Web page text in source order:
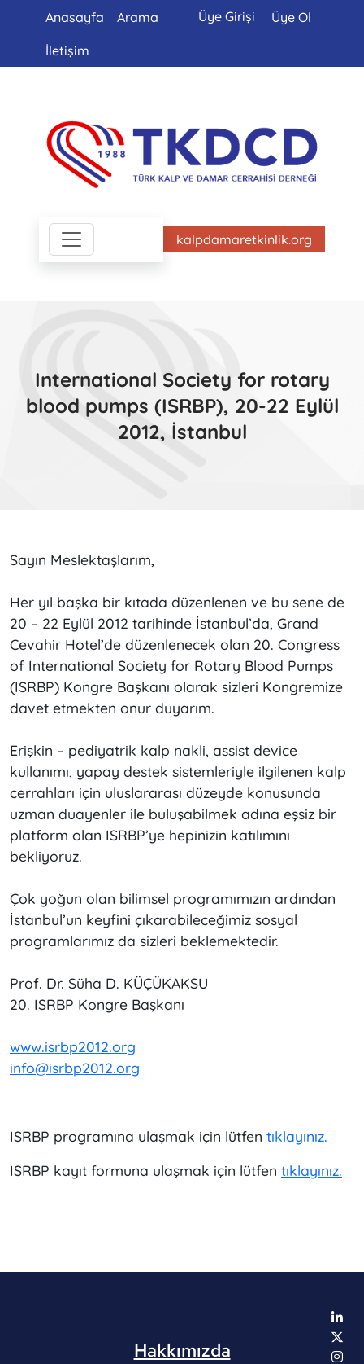
Anasayfa Arama Üye Girişi Üye Ol
İletişim
kalpdamaretkinlik.org
International Society for rotary
blood pumps (ISRBP), 20-22 Eylül
2012, İstanbul
Sayın Meslektaşlarım,
Her yıl başka bir kıtada düzenlenen ve bu sene de
20 – 22 Eylül 2012 tarihinde İstanbul’da, Grand
Cevahir Hotel’de düzenlenecek olan 20. Congress
of International Society for Rotary Blood Pumps
(ISRBP) Kongre Başkanı olarak sizleri Kongremize
davet etmekten onur duyarım.
Erişkin – pediyatrik kalp nakli, assist device
kullanımı, yapay destek sistemleriyle ilgilenen kalp
cerrahları için uluslararası düzeyde konusunda
uzman duayenler ile buluşabilmek adına eşsiz bir
platform olan ISRBP’ye hepinizin katılımını
bekliyoruz.
Çok yoğun olan bilimsel programımızın ardından
İstanbul’un keyfini çıkarabileceğimiz sosyal
programlarımız da sizleri beklemektedir.
Prof. Dr. Süha D. KÜÇÜKAKSU
20. ISRBP Kongre Başkanı
www.isrbp2012.org
info@isrbp2012.org
ISRBP programına ulaşmak için lütfen tıklayınız.
ISRBP kayıt formuna ulaşmak için lütfen tıklayınız.
Hakkımızda